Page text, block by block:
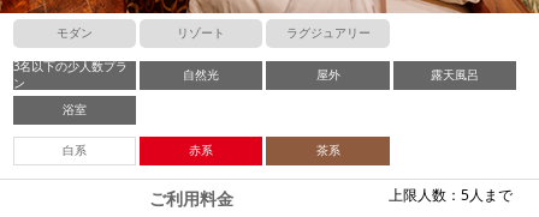
モダン リゾート ラグジュアリー
3名以下の少人数プラ
ン
自然光 屋外 露天風呂
浴室
白系 赤系 茶系
上限人数：5人まで
ご利用料金